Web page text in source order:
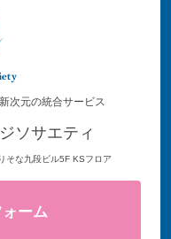
次元の統合サービス
ソサエティ
そな九段ビル5F KSフロア
ーム